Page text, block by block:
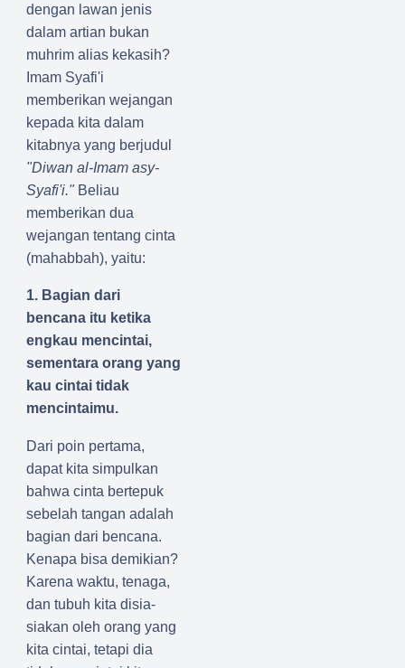
dengan lawan jenis
dalam artian bukan
muhrim alias kekasih?
Imam Syafi'i
memberikan wejangan
kepada kita dalam
kitabnya yang berjudul
"Diwan al-Imam asy-
Syafi'i."Beliau
memberikan dua
wejangan tentang cinta
(mahabbah), yaitu:
1. Bagian dari
bencana itu ketika
engkau mencintai,
sementara orang yang
kau cintai tidak
mencintaimu.
Dari poin pertama,
dapat kita simpulkan
bahwa cinta bertepuk
sebelah tangan adalah
bagian dari bencana.
Kenapa bisa demikian?
Karena waktu, tenaga,
dan tubuh kita disia-
siakan oleh orang yang
kita cintai, tetapi dia